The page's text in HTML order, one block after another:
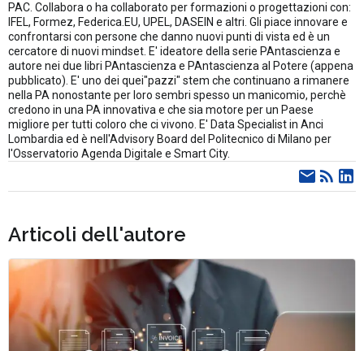
PAC. Collabora o ha collaborato per formazioni o progettazioni con:
IFEL, Formez, Federica.EU, UPEL, DASEIN e altri. Gli piace innovare e
confrontarsi con persone che danno nuovi punti di vista ed è un
cercatore di nuovi mindset. E' ideatore della serie PAntascienza e
autore nei due libri PAntascienza e PAntascienza al Potere (appena
pubblicato). E' uno dei quei"pazzi" stem che continuano a rimanere
nella PA nonostante per loro sembri spesso un manicomio, perchè
credono in una PA innovativa e che sia motore per un Paese
migliore per tutti coloro che ci vivono. E' Data Specialist in Anci
Lombardia ed è nell'Advisory Board del Politecnico di Milano per
l'Osservatorio Agenda Digitale e Smart City.
Articoli dell'autore